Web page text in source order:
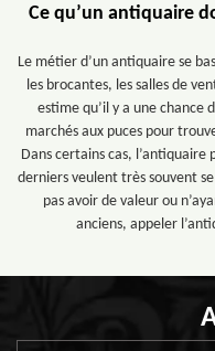
Ce qu’un antiquaire
Le métier d’un antiquaire se
les brocantes, les salles de
estime qu’il y a une chance
marchés aux puces pour
Dans certains cas, l’antiquaire
derniers veulent très souvent
pas avoir de valeur ou
anciens, appeler